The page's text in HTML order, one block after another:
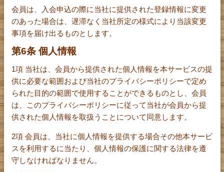
会員は、入会申込の際に当社に提供された登録情報に変更
のあった場合は、遅滞なく当社所定の様式により当該変更
事項を届け出るものとします。
第6条 個人情報
1項 当社は、会員から提供された個人情報を本サービスの提
供に必要な範囲および当社のプライバシーポリシーで定め
られた目的の範囲で使用することができるものとし、会員
は、このプライバシーポリシーに従って当社が会員から提
供された個人情報を取扱うことについて同意します。
2項 会員は、当社に個人情報を提供する場合その他本サービ
スを利用するに当たり、個人情報の保護に関する法律を遵
守しなければなりません。